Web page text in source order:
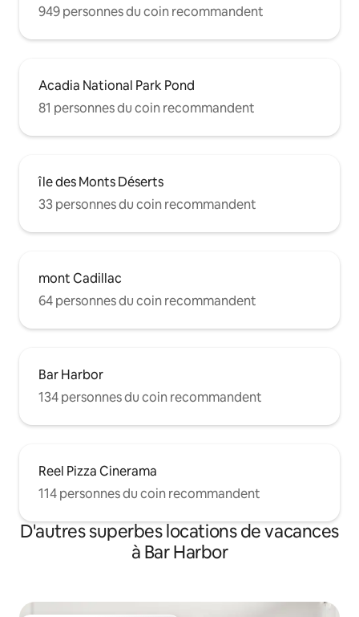
949 personnes du coin recommandent
Acadia National Park Pond
81 personnes du coin recommandent
île des Monts Déserts
33 personnes du coin recommandent
mont Cadillac
64 personnes du coin recommandent
Bar Harbor
134 personnes du coin recommandent
Reel Pizza Cinerama
114 personnes du coin recommandent
D'autres superbes locations de vacances
à Bar Harbor